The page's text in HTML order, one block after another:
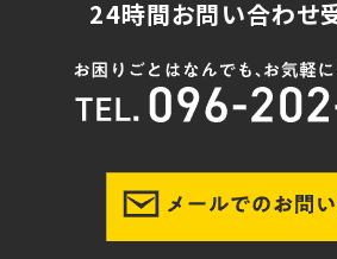
24時間お問い合わせ